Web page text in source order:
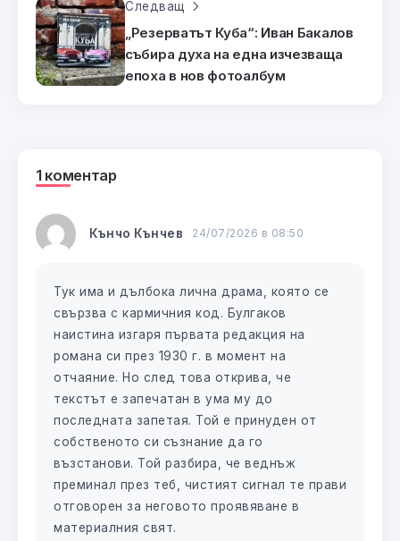
Следващ
„Резерватът Куба“: Иван Бакалов
събира духа на една изчезваща
епоха в нов фотоалбум
1 коментар
Кънчо Кънчев 24/07/2026 в 08:50
Тук има и дълбока лична драма, която се
свързва с кармичния код. Булгаков
наистина изгаря първата редакция на
романа си през 1930 г. в момент на
отчаяние. Но след това открива, че
текстът е запечатан в ума му до
последната запетая. Той е принуден от
собственото си съзнание да го
възстанови. Той разбира, че веднъж
преминал през теб, чистият сигнал те прави
отговорен за неговото проявяване в
материалния свят.